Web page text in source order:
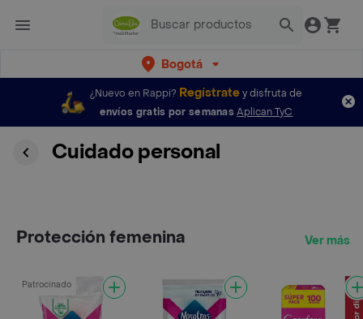
Bogotá
¿Nuevo en Rappi? Regístratey disfruta de
envíos gratis por semanas Aplican TyC
Cuidado personal
Protección femenina Ver más
Patrocinado